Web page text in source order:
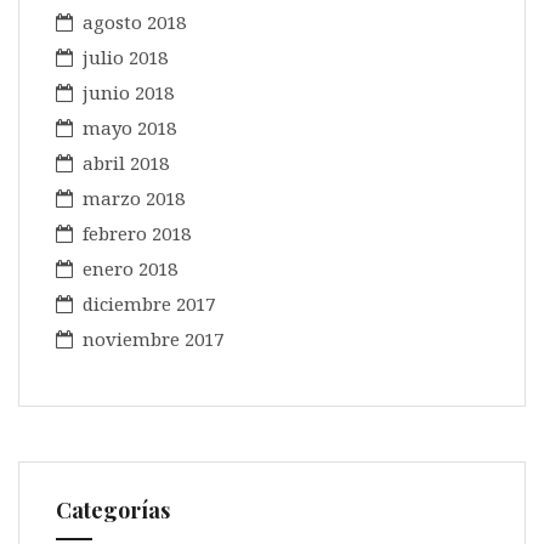
agosto 2018
julio 2018
junio 2018
mayo 2018
abril 2018
marzo 2018
febrero 2018
enero 2018
diciembre 2017
noviembre 2017
Categorías